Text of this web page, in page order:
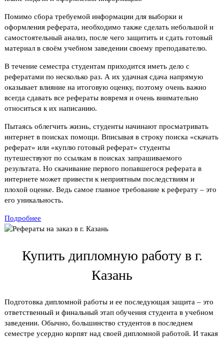
Помимо сбора требуемой информации для выборки и
оформления реферата, необходимо также сделать небольшой и
самостоятельный анализ, после чего защитить и сдать готовый
материал в своём учебном заведении своему преподавателю.
В течение семестра студентам приходится иметь дело с
рефератами по несколько раз. А их удачная сдача напрямую
оказывает влияние на итоговую оценку, поэтому очень важно
всегда сдавать все рефераты вовремя и очень внимательно
относиться к их написанию.
Пытаясь облегчить жизнь, студенты начинают просматривать
интернет в поисках помощи. Вписывая в строку поиска «скачать
реферат» или «куплю готовый реферат» студенты
путешествуют по ссылкам в поисках запрашиваемого
результата. Но скачивание первого попавшегося реферата в
интернете может привести к неприятным последствиям и
плохой оценке. Ведь самое главное требование к реферату – это
его уникальность.
Подробнее
Купить дипломную работу в г.
Казань
Подготовка дипломной работы и ее последующая защита – это
ответственный и финальный этап обучения студента в учебном
заведении. Обычно, большинство студентов в последнем
семестре усердно корпят над своей дипломной работой. И такая